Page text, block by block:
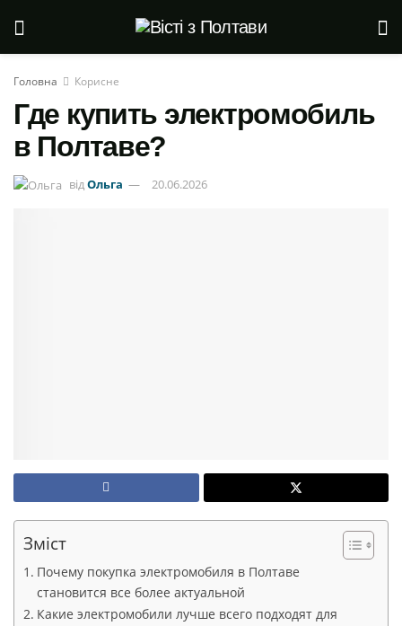
Головна Корисне
Где купить электромобиль
в Полтаве?
відОльга 20.06.2026
Зміст
Почему покупка электромобиля в Полтаве
становится все более актуальной
Какие электромобили лучше всего подходят для